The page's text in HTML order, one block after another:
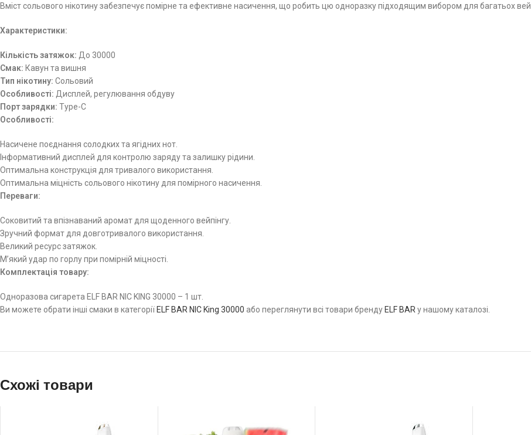
Вміст сольового нікотину забезпечує помірне та ефективне насичення, що робить цю одноразку підходящим вибором для багатьох
Характеристики:
Кількість затяжок: До 30000
Смак: Кавун та вишня
Тип нікотину: Сольовий
Особливості: Дисплей, регулювання обдуву
Порт зарядки: Type-C
Особливості:
Насичене поєднання солодких та ягідних нот.
Інформативний дисплей для контролю заряду та залишку рідини.
Оптимальна конструкція для тривалого використання.
Оптимальна міцність сольового нікотину для помірного насичення.
Переваги:
Соковитий та впізнаваний аромат для щоденного вейпінгу.
Зручний формат для довготривалого використання.
Великий ресурс затяжок.
М’який удар по горлу при помірній міцності.
Комплектація товару:
Одноразова сигарета ELF BAR NIC KING 30000 – 1 шт.
Ви можете обрати інші смаки в категорії ELF BAR NIC King 30000 або переглянути всі товари бренду ELF BAR у нашому каталозі.
Схожі товари